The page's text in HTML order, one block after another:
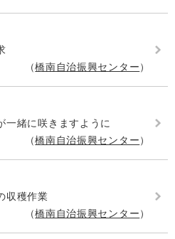
橋南自治振興センター
一緒に咲きますように
橋南自治振興センター
収穫作業
橋南自治振興センター